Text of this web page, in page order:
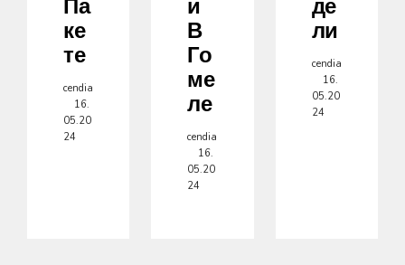
Па
Ке
Те
cendia
16.
05.20
24
И
В
Го
Ме
Ле
cendia
16.
05.20
24
Де
Ли
cendia
16.
05.20
24